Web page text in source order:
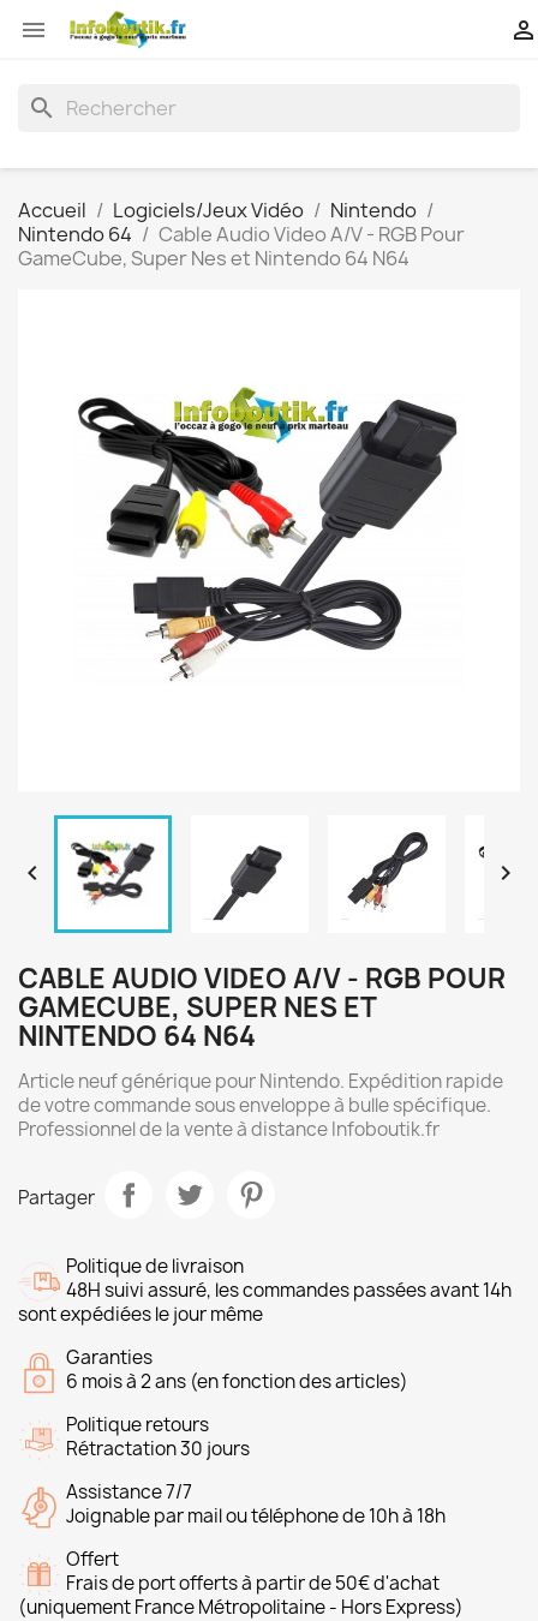
 
search
Accueil Logiciels/Jeux Vidéo
Nintendo
Nintendo 64
Cable Audio Video A/V - RGB Pour
GameCube, Super Nes et Nintendo 64 N64
 
CABLE AUDIO VIDEO A/V - RGB POUR
GAMECUBE, SUPER NES ET
NINTENDO 64 N64
Article neuf générique pour Nintendo. Expédition rapide
de votre commande sous enveloppe à bulle spécifique.
Professionnel de la vente à distance Infoboutik.fr
Partager
Politique de livraison
48H suivi assuré, les commandes passées avant 14h
sont expédiées le jour même
Garanties
6 mois à 2 ans (en fonction des articles)
Politique retours
Rétractation 30 jours
Assistance 7/7
Joignable par mail ou téléphone de 10h à 18h
Offert
Frais de port offerts à partir de 50€ d'achat
(uniquement France Métropolitaine - Hors Express)